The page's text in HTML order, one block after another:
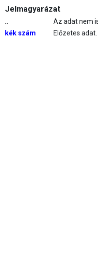
Jelmagyarázat
..
Az adat nem
kék szám
Előzetes adat.